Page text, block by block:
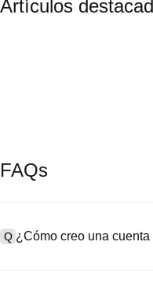
Artículos
FAQs
Q ¿Cómo creo una